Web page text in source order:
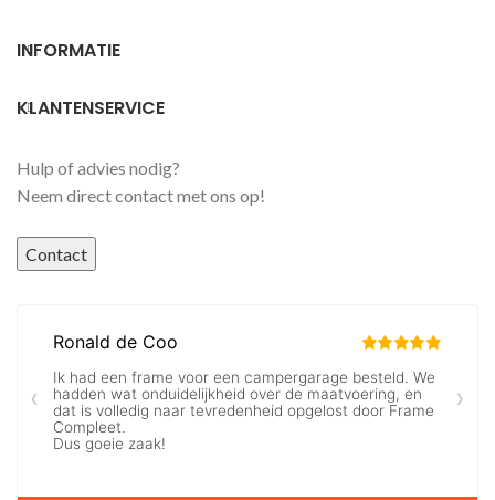
INFORMATIE
KLANTENSERVICE
Hulp of advies nodig?
Neem direct contact met ons op!
Contact